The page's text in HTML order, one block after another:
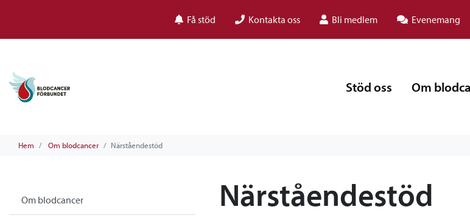
Få stöd Kontakta oss Bli medlem Evenemang
Stöd oss Om
Hem Om blodcancer Närståendestöd
Om blodcancer Närståendestöd